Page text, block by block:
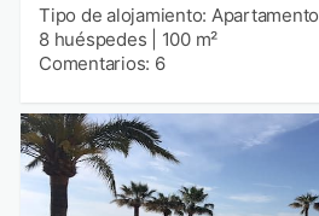
Tipo de alojamiento: Apartamento
8 huéspedes
100 m²
Comentarios: 6